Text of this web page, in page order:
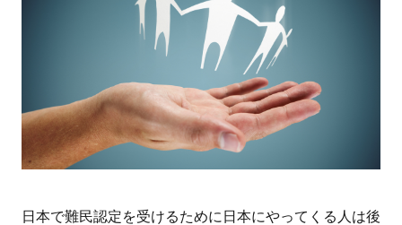
の
大
議
日本で難民認定を受けるために日本にやってくる人は後